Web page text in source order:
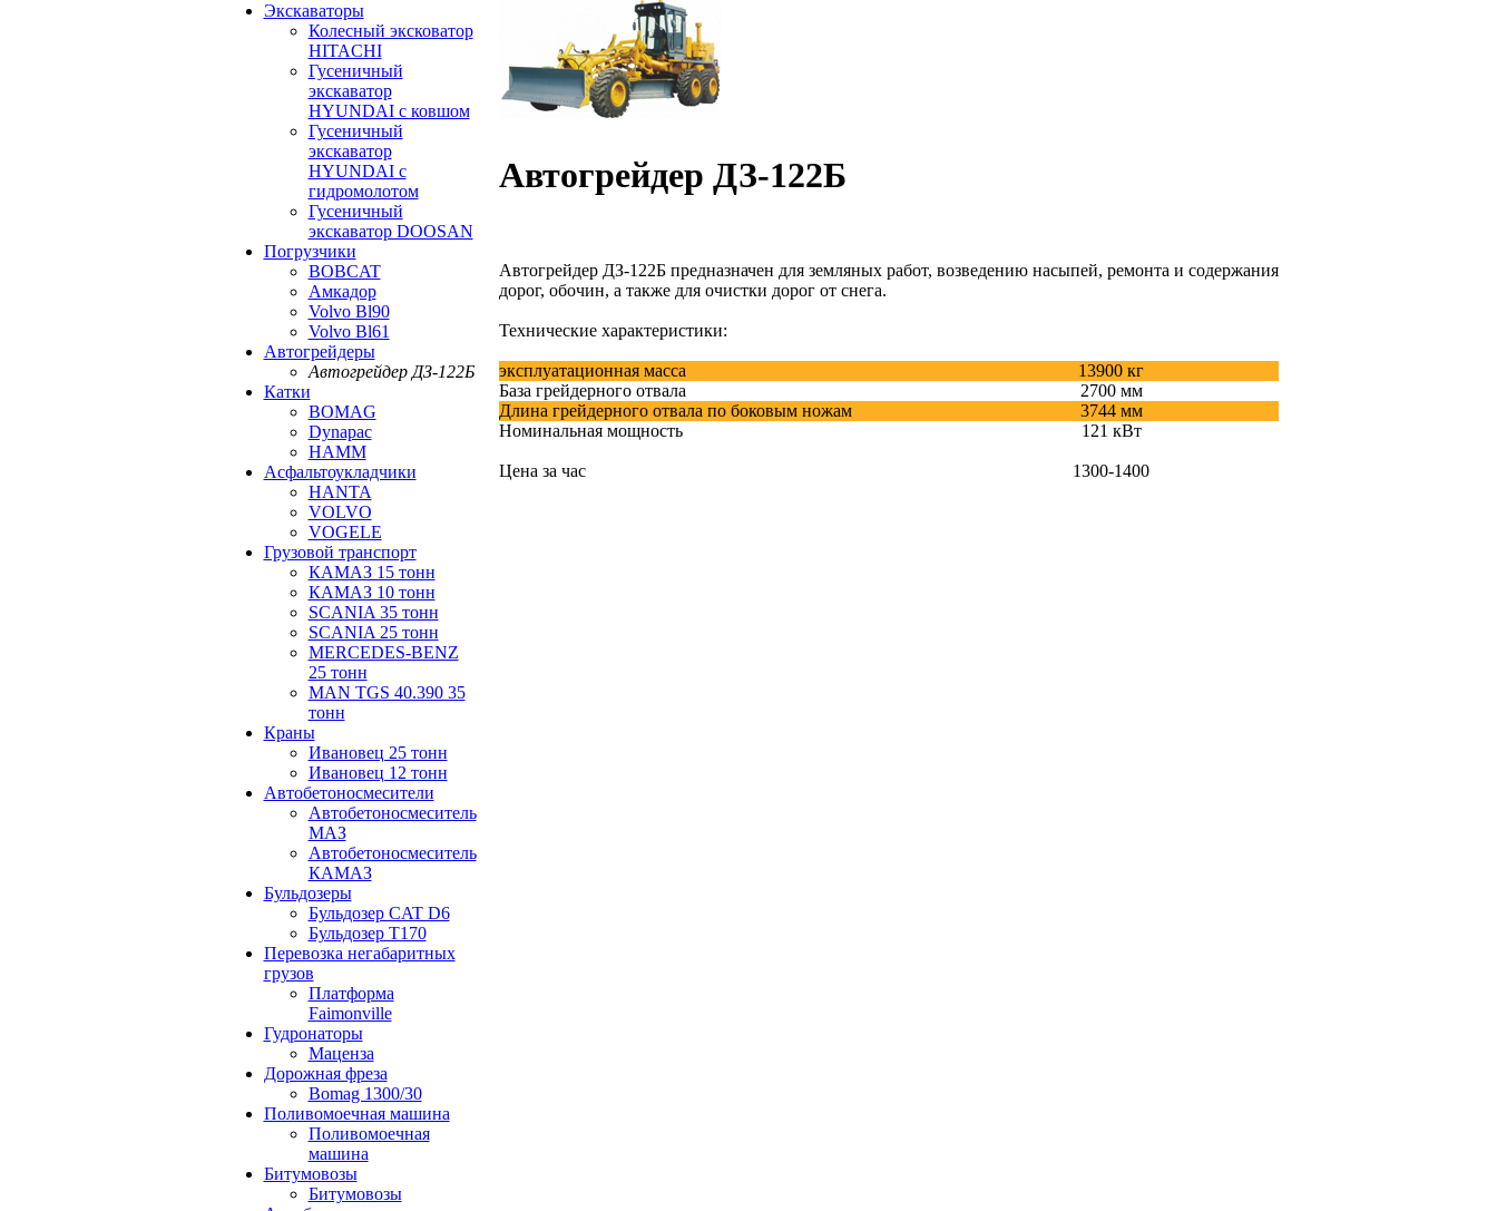
Экскаваторы
Колесный эксковатор
HITACHI
Гусеничный
экскаватор
HYUNDAI с ковшом
Гусеничный
экскаватор
HYUNDAI с
гидромолотом
Гусеничный
экскаватор DOOSAN
Погрузчики
BOBCAT
Амкадор
Volvo Bl90
Volvo Bl61
Автогрейдеры
Автогрейдер ДЗ-122Б
Катки
BOMAG
Dynapac
HAMM
Асфальтоукладчики
HANTA
VOLVO
VOGELE
Грузовой транспорт
КАМАЗ 15 тонн
КАМАЗ 10 тонн
SCANIA 35 тонн
SCANIA 25 тонн
MERCEDES-BENZ
25 тонн
MAN TGS 40.390 35
тонн
Краны
Ивановец 25 тонн
Ивановец 12 тонн
Автобетоносмесители
Автобетоносмеситель
МАЗ
Автобетоносмеситель
КАМАЗ
Бульдозеры
Бульдозер CAT D6
Бульдозер T170
Перевозка негабаритных
грузов
Платформа
Faimonville
Гудронаторы
Маценза
Дорожная фреза
Bomag 1300/30
Поливомоечная машина
Поливомоечная
машина
Битумовозы
Битумовозы
Автогрейдер ДЗ-122Б
Автогрейдер ДЗ-122Б предназначен для земляных работ, возведению насыпей, ремонта и содержания
дорог, обочин, а также для очистки дорог от снега.
Технические характеристики:
эксплуатационная масса
13900 кг
База грейдерного отвала
2700 мм
Длина грейдерного отвала по боковым ножам
3744 мм
Номинальная мощность
121 кВт
Цена за час 1300-1400